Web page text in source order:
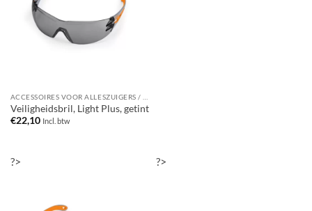
Veiligheidsbril, Light Plus, getint
€22,10 Incl. btw
?> ?>